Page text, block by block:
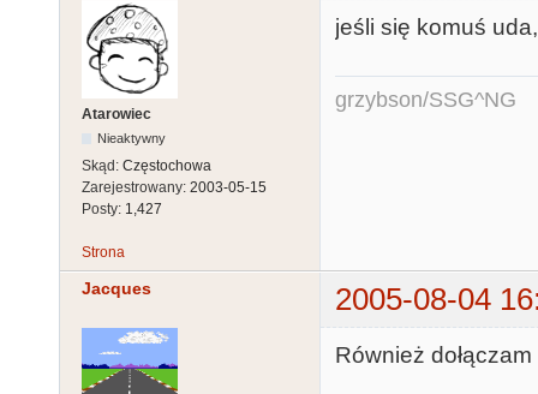
Atarowiec
Nieaktywny
Skąd: Częstochowa
Zarejestrowany: 2003-05-15
Posty: 1,427
jeśli się komuś
grzybson/SSG^NG
Strona
Jacques 2005-08-04
Również